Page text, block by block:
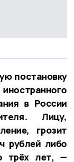
постановку
в России
Лицу,
грозит
рублей либо
трёх лет, —